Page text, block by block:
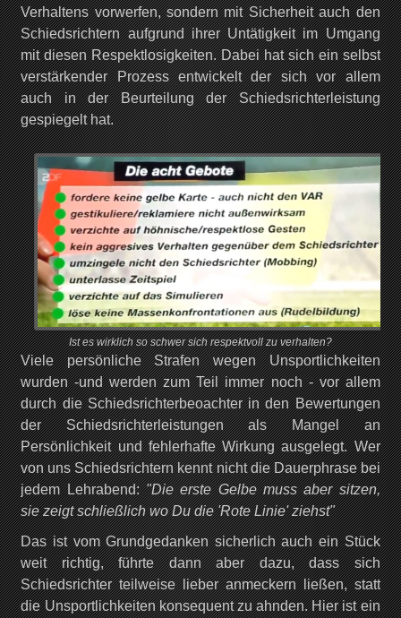
Verhaltens vorwerfen, sondern mit Sicherheit auch den
Schiedsrichtern aufgrund ihrer Untätigkeit im Umgang
mit diesen Respektlosigkeiten. Dabei hat sich ein selbst
verstärkender Prozess entwickelt der sich vor allem
auch in der Beurteilung der Schiedsrichterleistung
gespiegelt hat.
Ist es wirklich so schwer sich respektvoll zu verhalten?
Viele persönliche Strafen wegen Unsportlichkeiten
wurden -und werden zum Teil immer noch - vor allem
durch die Schiedsrichterbeoachter in den Bewertungen
der Schiedsrichterleistungen als Mangel an
Persönlichkeit und fehlerhafte Wirkung ausgelegt. Wer
von uns Schiedsrichtern kennt nicht die Dauerphrase bei
jedem Lehrabend:"Die erste Gelbe muss aber sitzen,
sie zeigt schließlich wo Du die 'Rote Linie' ziehst"
Das ist vom Grundgedanken sicherlich auch ein Stück
weit richtig, führte dann aber dazu, dass sich
Schiedsrichter teilweise lieber anmeckern ließen, statt
die Unsportlichkeiten konsequent zu ahnden. Hier ist ein